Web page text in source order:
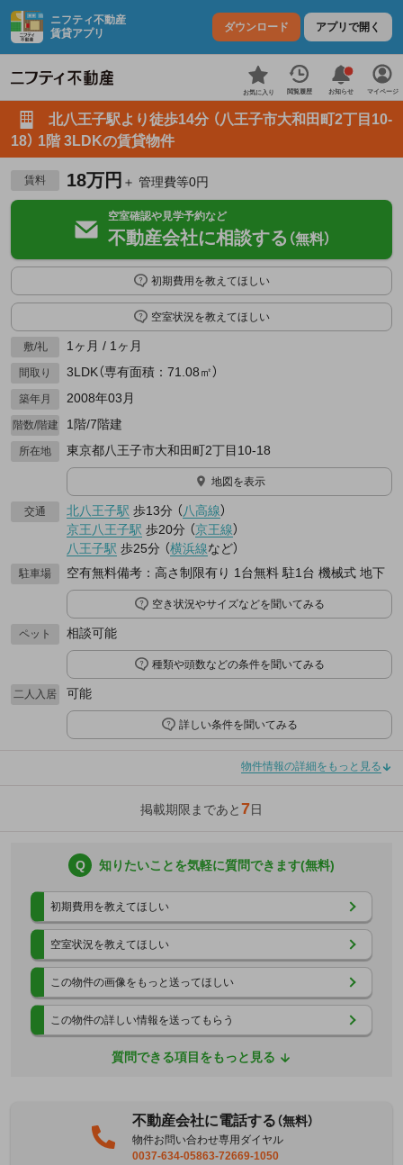
ニフティ不動産
賃貸アプリ
ダウンロード アプリで開く
お気に入り 閲覧履歴 お知らせ マイページ
北八王子駅より徒歩14分 （八王子市大和田町2丁目10-
18） 1階 3LDKの賃貸物件
賃料 18万円 ＋ 管理費等0円
空室確認や見学予約など
不動産会社に相談する （無料）
初期費用を教えてほしい
空室状況を教えてほしい
敷/礼 1ヶ月 / 1ヶ月
間取り 3LDK（専有面積：71.08㎡）
築年月 2008年03月
階数/階建 1階/7階建
所在地 東京都八王子市大和田町2丁目10-18
地図を表示
交通 北八王子駅 歩13分 （八高線）
京王八王子駅 歩20分 （京王線）
八王子駅 歩25分 （横浜線など）
駐車場 空有無料備考：高さ制限有り 1台無料 駐1台 機械式 地下
空き状況やサイズなどを聞いてみる
ペット 相談可能
種類や頭数などの条件を聞いてみる
二人入居 可能
詳しい条件を聞いてみる
物件情報の詳細をもっと見る
掲載期限まであと7日
Q 知りたいことを気軽に質問できます(無料)
初期費用を教えてほしい
空室状況を教えてほしい
この物件の画像をもっと送ってほしい
この物件の詳しい情報を送ってもらう
質問できる項目をもっと見る
不動産会社に電話する（無料）
物件お問い合わせ専用ダイヤル
0037-634-05863-72669-1050